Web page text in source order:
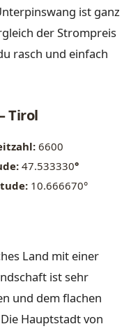
ist ganz
der Strompreis
rasch und einfach
Tirol
6600
47.533330°
10.666670°
Land mit einer
ist sehr
und dem flachen
Hauptstadt von